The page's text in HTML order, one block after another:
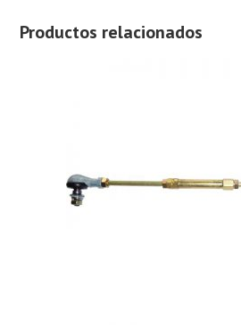
Productos relacionados